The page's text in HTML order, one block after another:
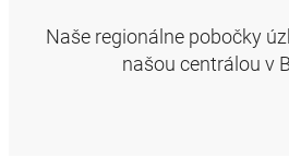
Naše regionálne pobočky
našou centrálou v